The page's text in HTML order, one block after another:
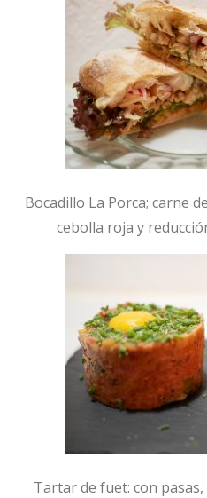
Bocadillo La Porca; carne
cebolla roja y
Tartar de fuet: con